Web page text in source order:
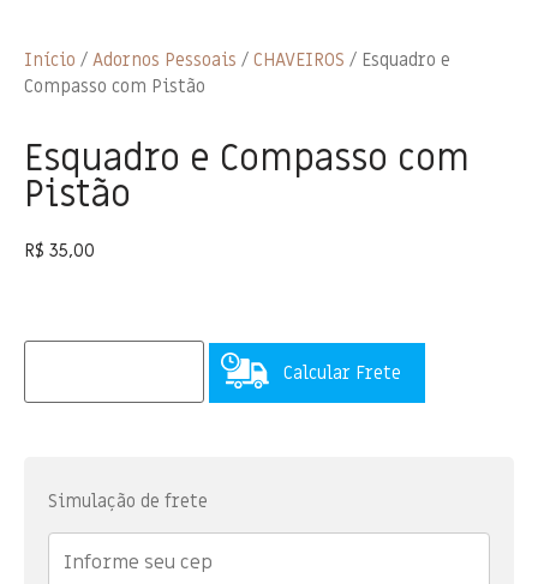
Início / Adornos Pessoais / CHAVEIROS / Esquadro e
Compasso com Pistão
Esquadro e Compasso com
Pistão
R$ 35,00
Calcular Frete
Simulação de frete